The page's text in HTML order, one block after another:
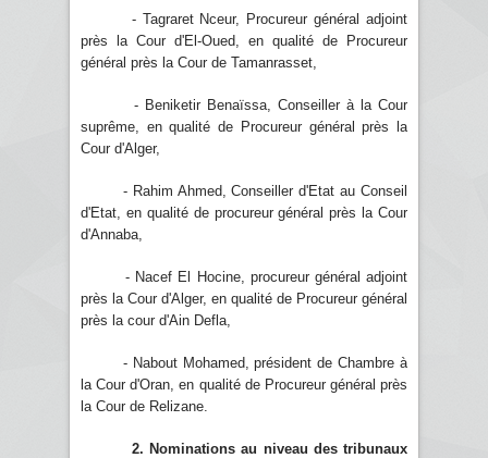
- Tagraret Nceur, Procureur général adjoint
près la Cour d'El-Oued, en qualité de Procureur
général près la Cour de Tamanrasset,
- Beniketir Benaïssa, Conseiller à la Cour
suprême, en qualité de Procureur général près la
Cour d'Alger,
- Rahim Ahmed, Conseiller d'Etat au Conseil
d'Etat, en qualité de procureur général près la Cour
d'Annaba,
- Nacef El Hocine, procureur général adjoint
près la Cour d'Alger, en qualité de Procureur général
près la cour d'Ain Defla,
- Nabout Mohamed, président de Chambre à
la Cour d'Oran, en qualité de Procureur général près
la Cour de Relizane.
2. Nominations au niveau des tribunaux